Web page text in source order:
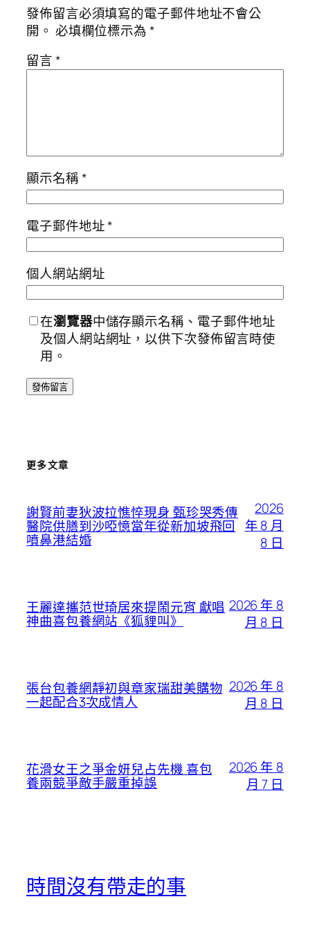
發佈留言必須填寫的電子郵件地址不會公
開。 必填欄位標示為*
留言*
顯示名稱*
電子郵件地址*
個人網站網址
在瀏覽器中儲存顯示名稱、電子郵件地址
及個人網站網址，以供下次發佈留言時使
用。
更多文章
謝賢前妻狄波拉憔悴現身 甄珍哭秀傳
醫院供膳到沙啞憶當年從新加坡飛回
噴鼻港結婚
2026
年 8 月
8 日
王麗達攜范世琦居來提鬧元宵 獻唱
神曲喜包養網站《狐貍叫》
2026 年 8
月 8 日
張台包養網靜初與章家瑞甜美購物
一起配合3次成情人
2026 年 8
月 8 日
花滑女王之爭金妍兒占先機 喜包
養兩競爭敵手嚴重掉誤
2026 年 8
月 7 日
時間沒有帶走的事